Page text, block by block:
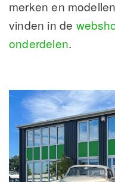
merken en
vinden in de
onderdelen.